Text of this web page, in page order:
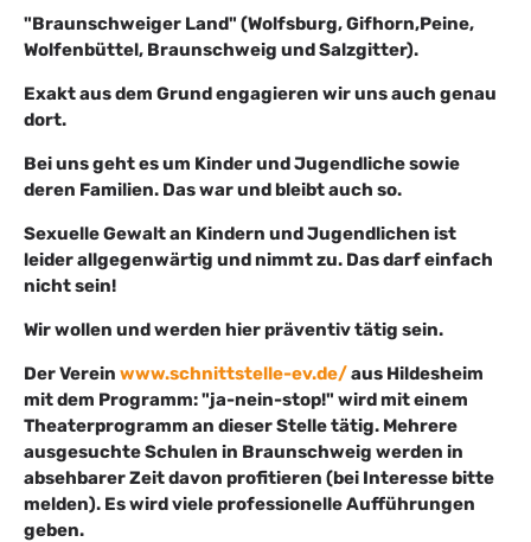
"Braunschweiger Land" (Wolfsburg, Gifhorn,Peine,
Wolfenbüttel, Braunschweig und Salzgitter).
Exakt aus dem Grund engagieren wir uns auch genau
dort.
Bei uns geht es um Kinder und Jugendliche sowie
deren Familien. Das war und bleibt auch so.
Sexuelle Gewalt an Kindern und Jugendlichen ist
leider allgegenwärtig und nimmt zu. Das darf einfach
nicht sein!
Wir wollen und werden hier präventiv tätig sein.
Der Verein www.schnittstelle-ev.de/aus Hildesheim
mit dem Programm: "ja-nein-stop!" wird mit einem
Theaterprogramm an dieser Stelle tätig. Mehrere
ausgesuchte Schulen in Braunschweig werden in
absehbarer Zeit davon profitieren (bei Interesse bitte
melden). Es wird viele professionelle Aufführungen
geben.